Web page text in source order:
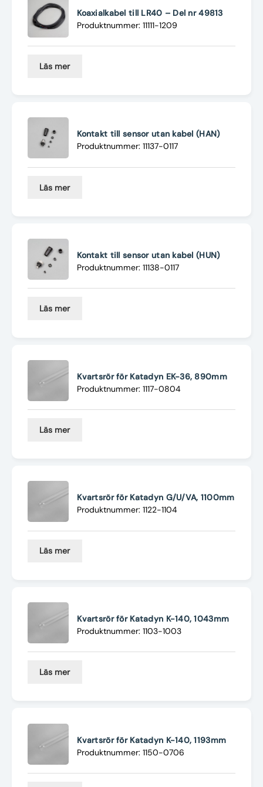
Koaxialkabel till LR40 – Del nr 49813
Produktnummer: 11111-1209
Läs mer
Kontakt till sensor utan kabel (HAN)
Produktnummer: 11137-0117
Läs mer
Kontakt till sensor utan kabel (HUN)
Produktnummer: 11138-0117
Läs mer
Kvartsrör för Katadyn EK-36, 890mm
Produktnummer: 1117-0804
Läs mer
Kvartsrör för Katadyn G/U/VA, 1100mm
Produktnummer: 1122-1104
Läs mer
Kvartsrör för Katadyn K-140, 1043mm
Produktnummer: 1103-1003
Läs mer
Kvartsrör för Katadyn K-140, 1193mm
Produktnummer: 1150-0706